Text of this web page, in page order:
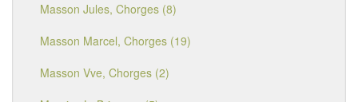
Masson Jules, Chorges (8)
Masson Marcel, Chorges (19)
Masson Vve, Chorges (2)